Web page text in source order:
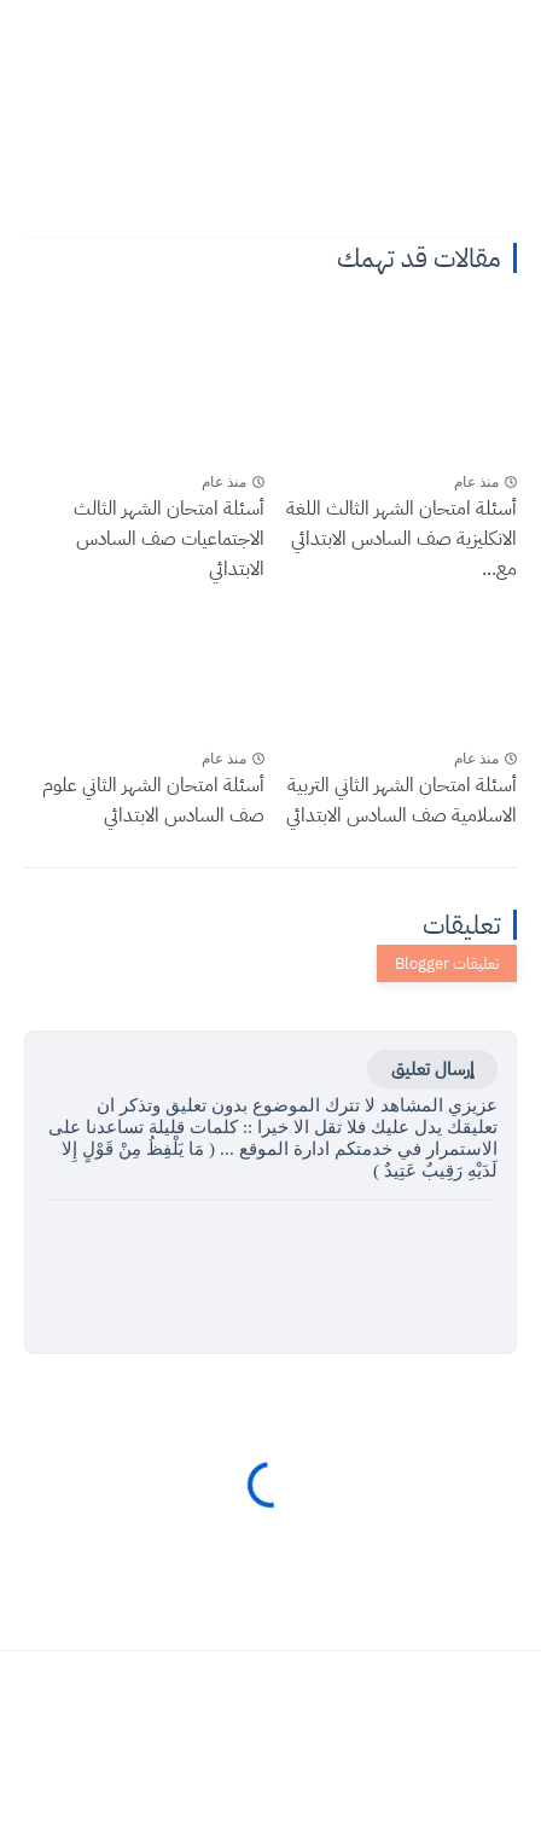
مقالات قد تهمك
منذ عام
أسئلة امتحان الشهر الثالث اللغة
الانكليزية صف السادس الابتدائي
مع...
منذ عام
أسئلة امتحان الشهر الثالث
الاجتماعيات صف السادس
الابتدائي
منذ عام
أسئلة امتحان الشهر الثاني التربية
الاسلامية صف السادس الابتدائي
منذ عام
أسئلة امتحان الشهر الثاني علوم
صف السادس الابتدائي
تعليقات
إرسال تعليق
عزيزي المشاهد لا تترك الموضوع بدون تعليق وتذكر ان
تعليقك يدل عليك فلا تقل الا خيرا :: كلمات قليلة تساعدنا على
الاستمرار في خدمتكم ادارة الموقع ... ( مَا يَلْفِظُ مِنْ قَوْلٍ إِلا
لَدَيْهِ رَقِيبٌ عَتِيدٌ )